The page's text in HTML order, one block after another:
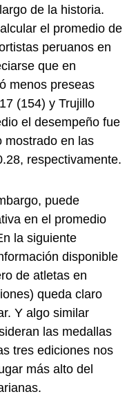
de la historia.
el promedio de
peruanos en
que en
menos preseas
(154) y Trujillo
el desempeño fue
mostrado en las
respectivamente.
puede
en el promedio
la siguiente
disponible
de atletas en
queda claro
Y algo similar
las medallas
tres ediciones nos
más alto del